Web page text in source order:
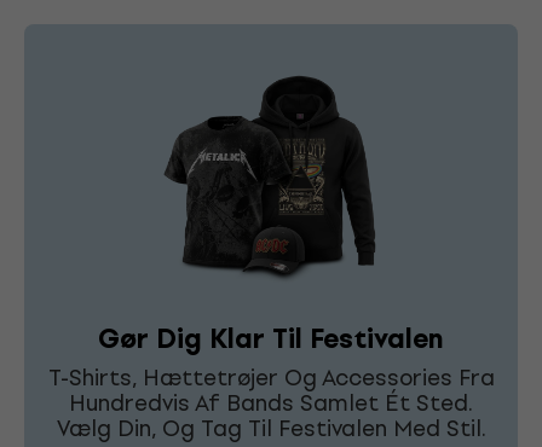
Gør Dig Klar Til Festivalen
T-Shirts, Hættetrøjer Og Accessories Fra
Hundredvis Af Bands Samlet Ét Sted.
Vælg Din, Og Tag Til Festivalen Med Stil.